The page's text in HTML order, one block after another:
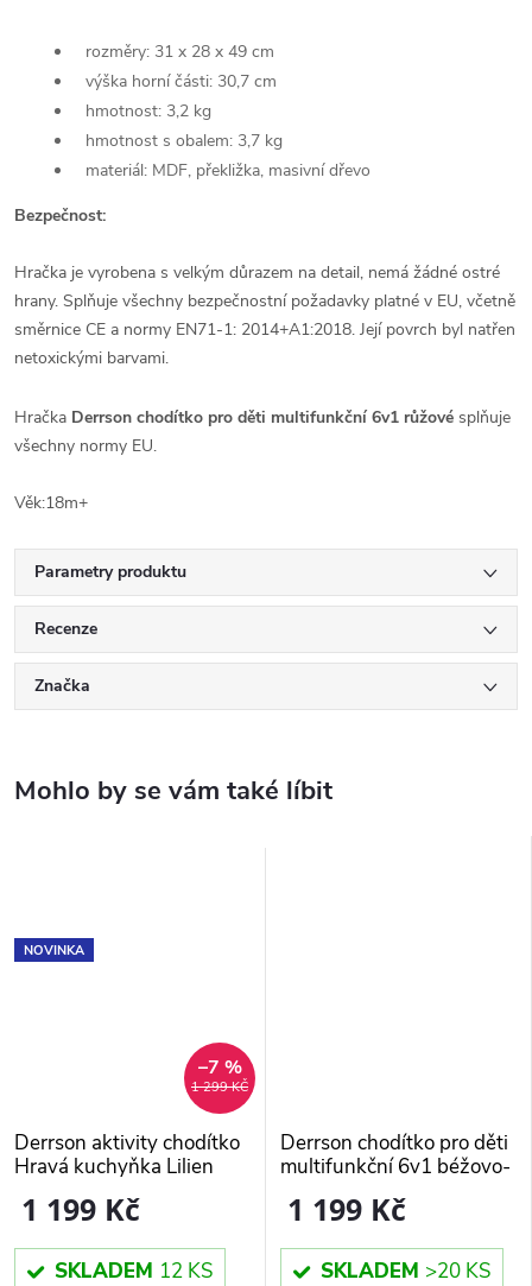
rozměry: 31 x 28 x 49 cm
výška horní části: 30,7 cm
hmotnost: 3,2 kg
hmotnost s obalem: 3,7 kg
materiál: MDF, překližka, masivní dřevo
Bezpečnost:
Hračka je vyrobena s velkým důrazem na detail, nemá žádné ostré
hrany. Splňuje všechny bezpečnostní požadavky platné v EU, včetně
směrnice CE a normy EN71-1: 2014+A1:2018. Její povrch byl natřen
netoxickými barvami.
Hračka Derrson chodítko pro děti multifunkční 6v1 růžové splňuje
všechny normy EU.
Věk:18m+
Parametry produktu
Recenze
Značka
NOVINKA
1 299 KČ
–7 %
Derrson aktivity chodítko
Hravá kuchyňka Lilien
1 199 Kč
SKLADEM 12 KS
Derrson chodítko pro děti
multifunkční 6v1 béžovo-
1 199 Kč
SKLADEM >20 KS